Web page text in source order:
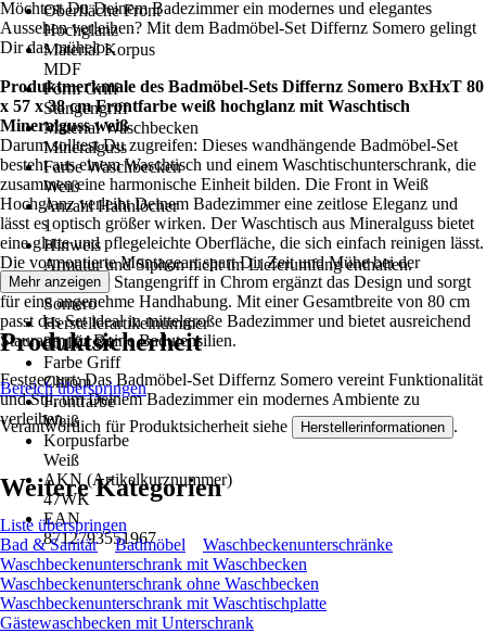
Oberfläche Front
Hochglanz
Material Korpus
MDF
Form Griff
Stangengriff
Material Waschbecken
Mineralguss
Farbe Waschbecken
Weiß
Anzahl Hahnlöcher
1
Hinweis
Armatur und Siphon nicht im Lieferumfang enthalten.
Serie
Somero
Herstellerartikelnummer
36.104.84
Farbe Griff
Chrom
Frontfarbe
Weiß
Korpusfarbe
Weiß
AKN (Artikelkurznummer)
47WK
EAN
8712793551967
Möchtest Du Deinem Badezimmer ein modernes und elegantes
Aussehen verleihen? Mit dem Badmöbel-Set Differnz Somero gelingt
Dir das mühelos.
Produktmerkmale des Badmöbel-Sets Differnz Somero BxHxT 80
x 57 x 38 cm Frontfarbe weiß hochglanz mit Waschtisch
Mineralguss weiß
Darum solltest Du zugreifen: Dieses wandhängende Badmöbel-Set
besteht aus einem Waschtisch und einem Waschtischunterschrank, die
zusammen eine harmonische Einheit bilden. Die Front in Weiß
Hochglanz verleiht Deinem Badezimmer eine zeitlose Eleganz und
lässt es optisch größer wirken. Der Waschtisch aus Mineralguss bietet
eine glatte und pflegeleichte Oberfläche, die sich einfach reinigen lässt.
Die vormontierte Montageart spart Dir Zeit und Mühe bei der
Installation. Der Stangengriff in Chrom ergänzt das Design und sorgt
für eine angenehme Handhabung. Mit einer Gesamtbreite von 80 cm
passt das Set ideal in mittelgroße Badezimmer und bietet ausreichend
Stauraum für Deine Badutensilien.
Festgezurrt: Das Badmöbel-Set Differnz Somero vereint Funktionalität
und Stil, um Deinem Badezimmer ein modernes Ambiente zu
verleihen.
Mehr anzeigen
Produktsicherheit
Bereich überspringen
Verantwortlich für Produktsicherheit siehe Herstellerinformationen .
Weitere Kategorien
Liste überspringen
Bad & Sanitär
Badmöbel
Waschbeckenunterschränke
Waschbeckenunterschrank mit Waschbecken
Waschbeckenunterschrank ohne Waschbecken
Waschbeckenunterschrank mit Waschtischplatte
Gästewaschbecken mit Unterschrank